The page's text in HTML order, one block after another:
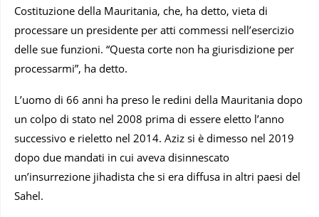
Costituzione della Mauritania, che, ha detto, vieta di
processare un presidente per atti commessi nell’esercizio
delle sue funzioni. “Questa corte non ha giurisdizione per
processarmi”, ha detto.
L’uomo di 66 anni ha preso le redini della Mauritania dopo
un colpo di stato nel 2008 prima di essere eletto l’anno
successivo e rieletto nel 2014. Aziz si è dimesso nel 2019
dopo due mandati in cui aveva disinnescato
un’insurrezione jihadista che si era diffusa in altri paesi del
Sahel.